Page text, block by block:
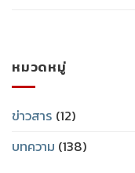
หมวดหมู่
ข่าวสาร (12)
บทความ (138)